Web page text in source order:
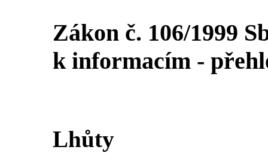
Zákon č. 106/1999
k informacím -
Lhůty